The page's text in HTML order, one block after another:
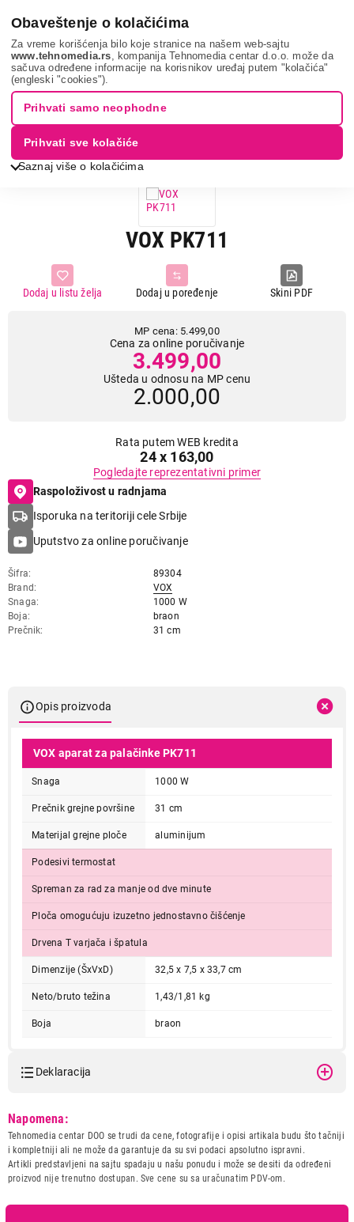
Obaveštenje o kolačićima
Za vreme korišćenja bilo koje stranice na našem web-sajtu
www.tehnomedia.rs , kompanija Tehnomedia centar d.o.o. može da
sačuva određene informacije na korisnikov uređaj putem "kolačića"
(engleski "cookies").
Saznaj više o kolačićima
Prihvati samo neophodne
Prihvati sve kolačiće
Mali kuhinjski aparati
Aparati za desert i zabavno kuvanje
Aparati za palačinke
Vox pk711...
36% UŠTEDA.
VOX PK711
Skini PDF
Dodaj u poređenje
Dodaj u listu želja
MP cena: 5.499,00
Cena za online poručivanje
3.499,00
Ušteda u odnosu na MP cenu
2.000,00
Rata putem WEB kredita
24 x 163,00
Pogledajte reprezentativni primer
Raspoloživost u radnjama
Isporuka na teritoriji cele Srbije
Uputstvo za online poručivanje
Šifra
89304
Brand
VOX
Snaga
1000 W
Boja
braon
Prečnik
31 cm
Opis proizvoda
VOX aparat za palačinke PK711
Snaga 1000 W
Prečnik grejne površine 31 cm
Materijal grejne ploče aluminijum
Podesivi termostat
Spreman za rad za manje od dve minute
Ploča omogućuju izuzetno jednostavno čišćenje
Drvena T varjača i špatula
Dimenzije (ŠxVxD) 32,5 x 7,5 x 33,7 cm
Neto/bruto težina 1,43/1,81 kg
Boja braon
Deklaracija
Naziv i vrsta robe:
SPECIJALIZOVAN KUHINJSKI
APARAT
Uvoznik:
ERG d.o.o.
Zemlja porekla:
Kina
Prava potrošača:
Zagarantovana sva prava
Napomena:
Tehnomedia centar DOO se trudi da cene, fotografije i opisi artikala budu što tačniji
i kompletniji ali ne može da garantuje da su svi podaci apsolutno ispravni.
Artikli predstavljeni na sajtu spadaju u našu ponudu i može se desiti da određeni
proizvod nije trenutno dostupan. Sve cene su sa uračunatim PDV-om.